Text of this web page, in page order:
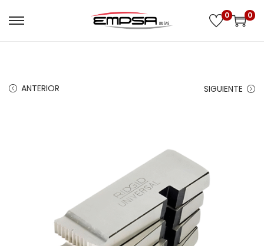
0 0
ANTERIOR SIGUIENTE